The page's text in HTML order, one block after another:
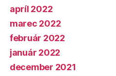
apríl 2022
marec 2022
február 2022
január 2022
december 2021